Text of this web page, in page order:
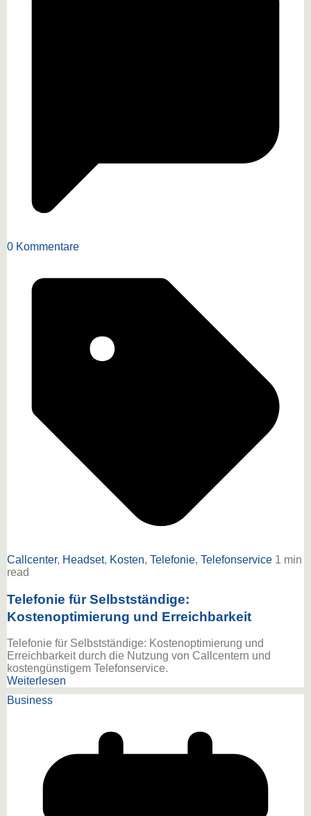
0 Kommentare
Callcenter, Headset, Kosten, Telefonie, Telefonservice 1 min
read
Telefonie für Selbstständige:
Kostenoptimierung und Erreichbarkeit
Telefonie für Selbstständige: Kostenoptimierung und
Erreichbarkeit durch die Nutzung von Callcentern und
kostengünstigem Telefonservice.
Weiterlesen
Business